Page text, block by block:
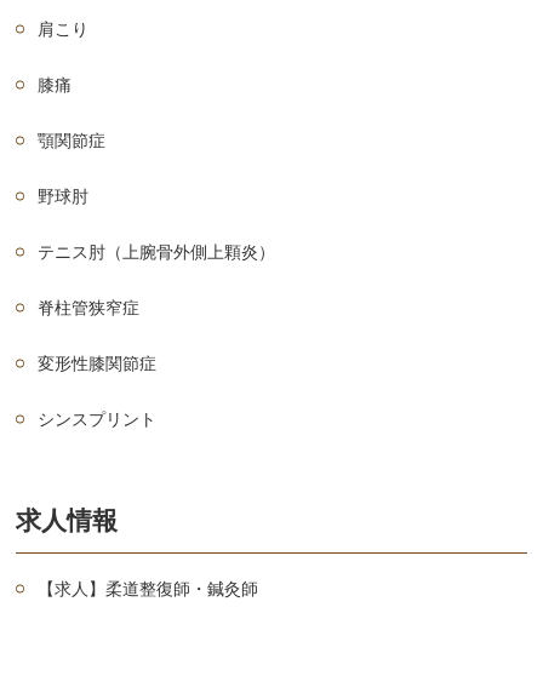
肩こり
膝痛
顎関節症
野球肘
テニス肘（上腕骨外側上顆炎）
脊柱管狭窄症
変形性膝関節症
シンスプリント
求人情報
【求人】柔道整復師・鍼灸師